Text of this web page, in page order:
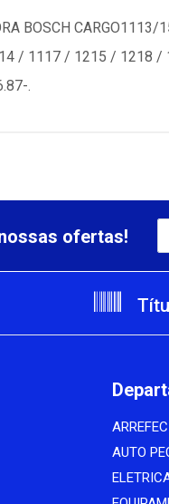
BOSCH
/ 1117 / 1215 /
.
ofertas!
AUTO